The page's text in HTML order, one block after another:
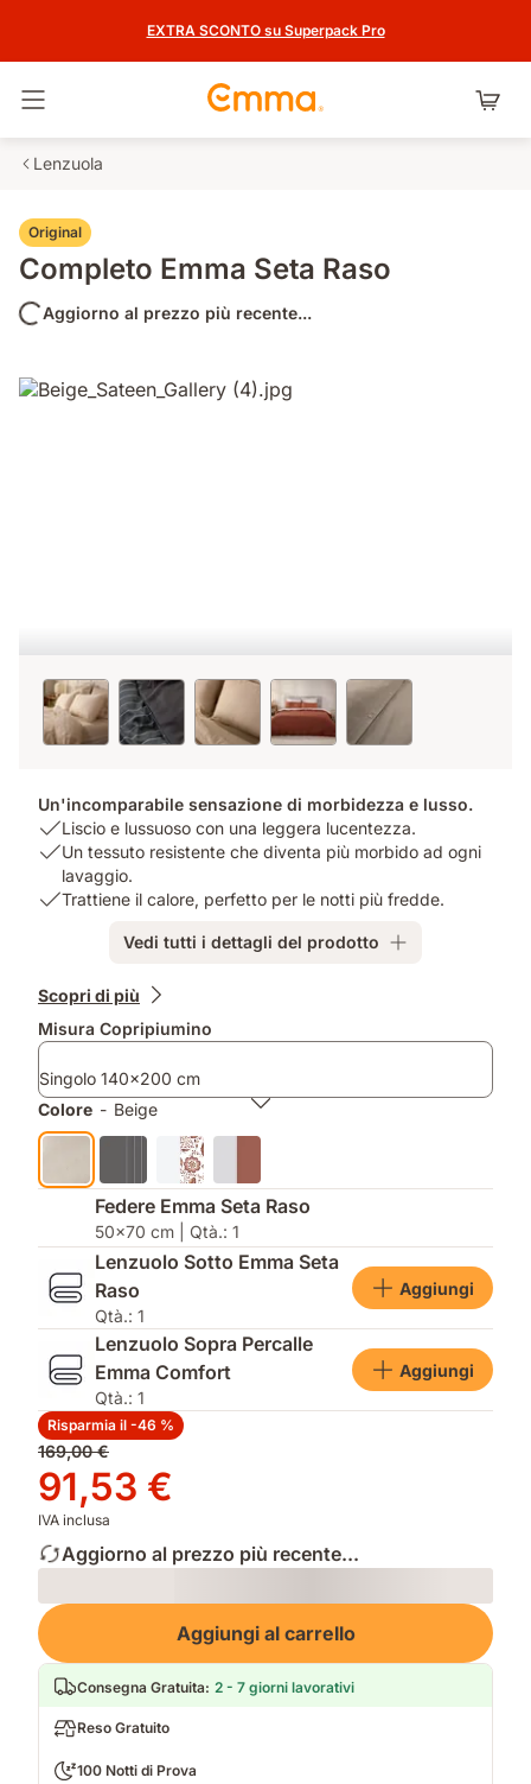
EXTRA SCONTO su Superpack Pro
Lenzuola
Original
Completo Emma Seta Raso
Aggiorno al prezzo più recente...
Un'incomparabile sensazione di morbidezza e lusso.
USP
1:
Liscio
e
leggera
Liscio e lussuoso con una leggera lucentezza.
USP
Un
diventa
morbido
ogni
lavaggio.
Un tessuto resistente che diventa più morbido ad ogni
lavaggio.
USP
calore,
per
notti
più
fredde.
Trattiene il calore, perfetto per le notti più fredde.
Vedi tutti i dettagli del prodotto
Prodotti
Scopri di più
Misura Copripiumino
Singolo 140x200 cm
Colore - Beige
Federe Emma Seta Raso
50x70 cm | Qtà.: 1
Lenzuolo Sotto Emma Seta
Raso
Qtà.: 1
Aggiungi
Lenzuolo Sopra Percalle
Emma Comfort
Qtà.: 1
Aggiungi
Risparmia il -46 %
Prezzo
originale
169,00 €
169,00 €
Prezzo
91,53 €
91,53 €
IVA inclusa
Aggiorno al prezzo più recente...
Loading
Aggiungi al carrello
Consegna Gratuita: 2 - 7 giorni lavorativi
Reso Gratuito
100 Notti di Prova